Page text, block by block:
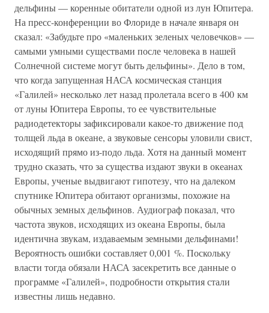
дельфины — коренные обитатели одной из лун Юпитера.
На пресс-конференции во Флориде в начале января он
сказал: «Забудьте про «маленьких зеленых человечков» —
самыми умными существами после человека в нашей
Солнечной системе могут быть дельфины». Дело в том,
что когда запущенная НАСА космическая станция
«Галилей» несколько лет назад пролетала всего в 400 км
от луны Юпитера Европы, то ее чувствительные
радиодетекторы зафиксировали какое-то движение под
толщей льда в океане, а звуковые сенсоры уловили свист,
исходящий прямо из-подо льда. Хотя на данный момент
трудно сказать, что за существа издают звуки в океанах
Европы, ученые выдвигают гипотезу, что на далеком
спутнике Юпитера обитают организмы, похожие на
обычных земных дельфинов. Аудиограф показал, что
частота звуков, исходящих из океана Европы, была
идентична звукам, издаваемым земными дельфинами!
Вероятность ошибки составляет 0,001 %. Поскольку
власти тогда обязали НАСА засекретить все данные о
программе «Галилей», подробности открытия стали
известны лишь недавно.